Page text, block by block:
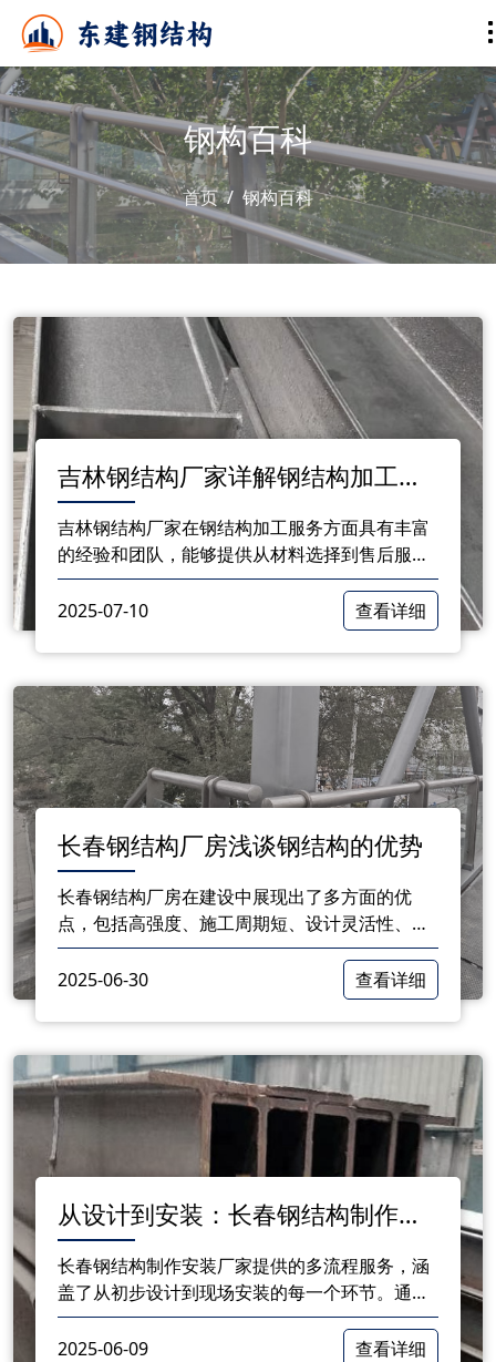
钢构百科
首页 钢构百科
吉林钢结构厂家详解钢结构加工服
务
吉林钢结构厂家在钢结构加工服务方面具有丰富
的经验和团队，能够提供从材料选择到售后服务
支持。无论是建筑项目的设计、生产还是安装，
这些厂家都致力于为客户提供高质量的服务，以
2025-07-10 查看详细
长春钢结构厂房浅谈钢结构的优势
长春钢结构厂房在建设中展现出了多方面的优
点，包括高强度、施工周期短、设计灵活性、抗
震性能好、资源利用率高、维护成本低及适应性
强。这些优势使得钢结构成为现代建筑的理想选
2025-06-30 查看详细
从设计到安装：长春钢结构制作安
装厂家的服务
长春钢结构制作安装厂家提供的多流程服务，涵
盖了从初步设计到现场安装的每一个环节。通过
与客户的密切沟通，结合技术设计和施工经验，
确保了每个项目的顺利完成。
2025-06-09 查看详细